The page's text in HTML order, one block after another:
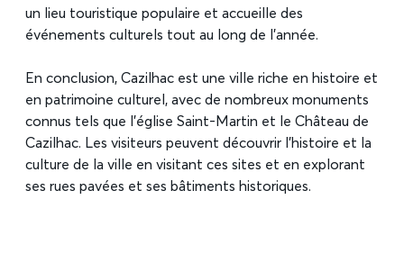
un lieu touristique populaire et accueille des
événements culturels tout au long de l’année.
En conclusion, Cazilhac est une ville riche en histoire et
en patrimoine culturel, avec de nombreux monuments
connus tels que l’église Saint-Martin et le Château de
Cazilhac. Les visiteurs peuvent découvrir l’histoire et la
culture de la ville en visitant ces sites et en explorant
ses rues pavées et ses bâtiments historiques.